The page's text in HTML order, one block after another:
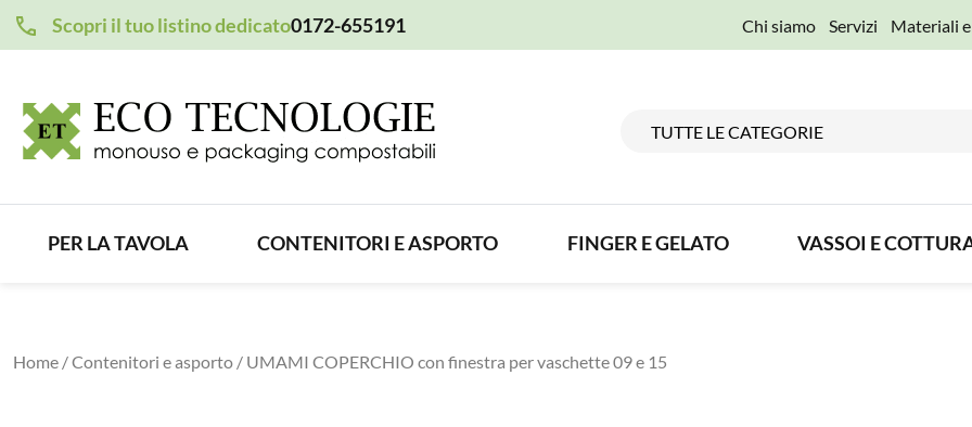
Scopri il tuo listino dedicato0172-655191 Chi siamo Servizi Materiali
PER LA TAVOLA CONTENITORI E ASPORTO FINGER E GELATO VASSOI E
Home /Contenitori e asporto / UMAMI COPERCHIO con finestra per vaschette 09 e 15